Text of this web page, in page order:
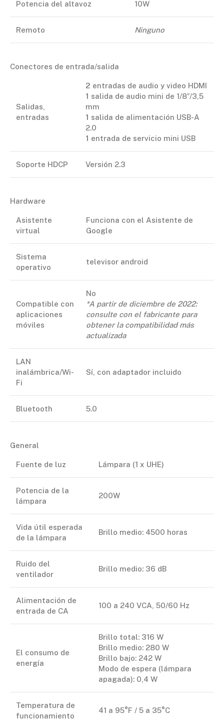
Potencia del altavoz 10W
Remoto Ninguno
Conectores de entrada/salida
Salidas,
entradas
2 entradas de audio y video HDMI
1 salida de audio mini de 1/8″/3,5
mm
1 salida de alimentación USB-A
2.0
1 entrada de servicio mini USB
Soporte HDCP Versión 2.3
Hardware
Asistente
virtual
Funciona con el Asistente de
Google
Sistema
operativo
televisor android
Compatible con
aplicaciones
móviles
No
*A partir de diciembre de 2022:
consulte con el fabricante para
obtener la compatibilidad más
actualizada
LAN
inalámbrica/Wi-
Fi
Sí, con adaptador incluido
Bluetooth 5.0
General
Fuente de luz Lámpara (1 x UHE)
Potencia de la
lámpara
200W
Vida útil esperada
de la lámpara
Brillo medio: 4500 horas
Ruido del
ventilador
Brillo medio: 36 dB
Alimentación de
entrada de CA
100 a 240 VCA, 50/60 Hz
El consumo de
energía
Brillo total: 316 W
Brillo medio: 280 W
Brillo bajo: 242 W
Modo de espera (lámpara
apagada): 0,4 W
Temperatura de
funcionamiento
41 a 95°F / 5 a 35°C